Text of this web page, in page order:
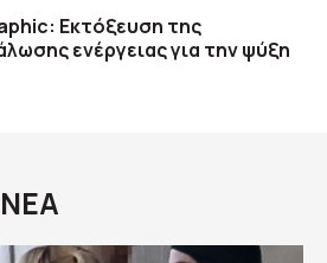
Εκτόξευση της
ενέργειας για την ψύξη